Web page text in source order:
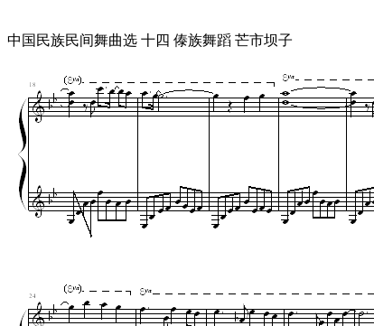
中国民族民间舞曲选 十四 傣族舞蹈 芒市坝子